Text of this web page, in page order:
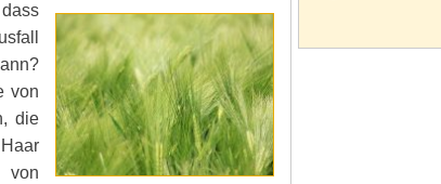
von
die
von